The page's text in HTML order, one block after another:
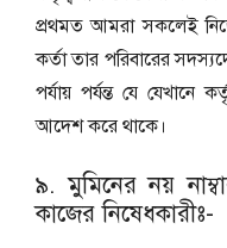
প্রথমত আমরা সকলেই
কর্তা তার পরিবারের
পর্যায় পর্যন্ত যে যেখানে
আদেশ করে থাকে।
৯. মুমিনের নয়
কাজের নিষেধকারীঃ-